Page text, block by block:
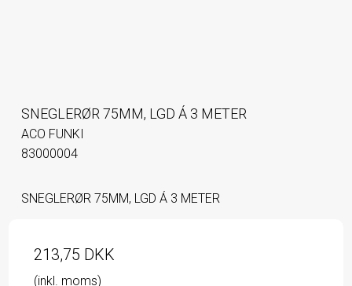
SNEGLERØR 75MM, LGD Á 3 METER
ACO FUNKI
83000004
SNEGLERØR 75MM, LGD Á 3 METER
213,75 DKK
(inkl. moms)